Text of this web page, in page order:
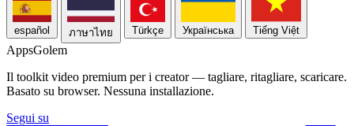
español ภาษาไทย Türkçe Українська Tiếng Việt
AppsGolem
Il toolkit video premium per i creator — tagliare, ritagliare, scaricare.
Basato su browser. Nessuna installazione.
Segui su